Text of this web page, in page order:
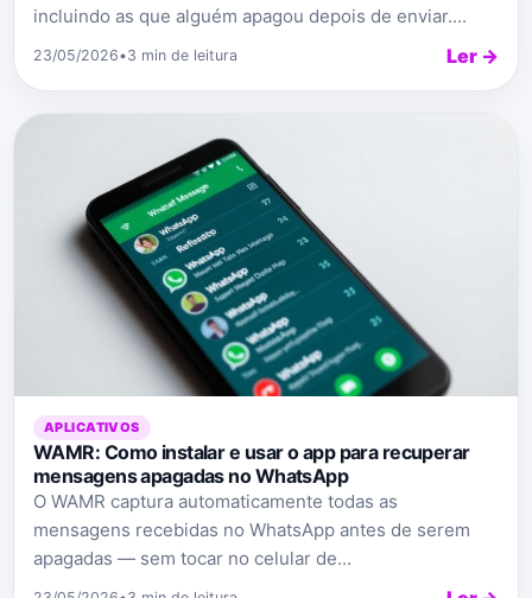
incluindo as que alguém apagou depois de enviar....
23/05/2026•3 min de leitura Ler →
APLICATIVOS
WAMR: Como instalar e usar o app para recuperar
mensagens apagadas no WhatsApp
O WAMR captura automaticamente todas as
mensagens recebidas no WhatsApp antes de serem
apagadas — sem tocar no celular de...